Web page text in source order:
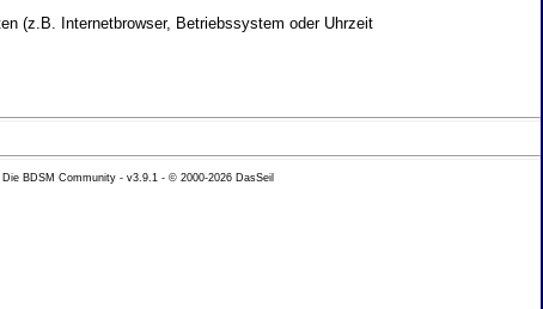
(z.B. Internetbrowser, Betriebssystem oder Uhrzeit
Ihres Nutzerverhaltens verwendet werden.
Daten zu erhalten. Sie haben au�erdem ein
Die BDSM Community - v3.9.1 - © 2000-2026 DasSeil